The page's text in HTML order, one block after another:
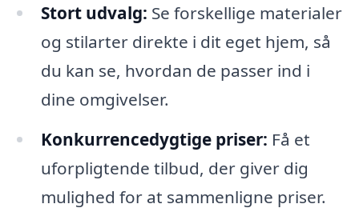
Stort udvalg: Se forskellige materialer
og stilarter direkte i dit eget hjem, så
du kan se, hvordan de passer ind i
dine omgivelser.
Konkurrencedygtige priser: Få et
uforpligtende tilbud, der giver dig
mulighed for at sammenligne priser.